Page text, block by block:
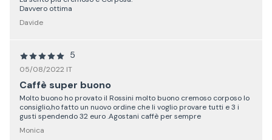
Davvero ottima
Davide
5
05/08/2022 IT
Caffè super buono
Molto buono ho provato il Rossini molto buono cremoso corposo lo
consiglio,ho fatto un nuovo ordine che li voglio provare tutti e 3 i
gusti spendendo 32 euro .Agostani caffè per sempre
Monica